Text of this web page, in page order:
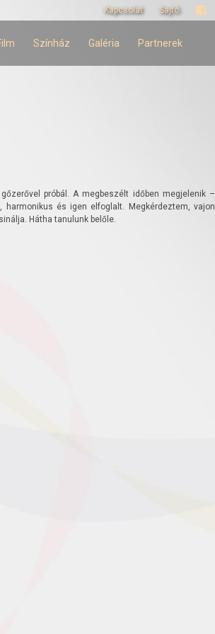
Kapcsolat Sajtó
Színház Galéria Partnerek
próbál. A megbeszélt időben megjelenik –
harmonikus és igen elfoglalt. Megkérdeztem, vajon
Hátha tanulunk belőle.